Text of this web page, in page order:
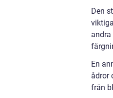
Den
En
ådror
från